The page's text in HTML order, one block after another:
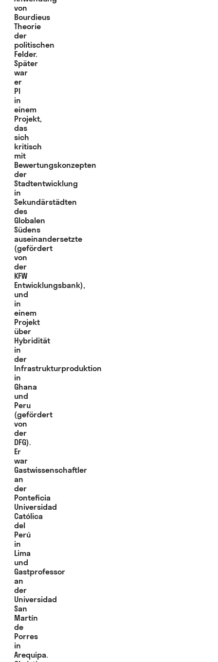
von
Bourdieus
Theorie
der
politischen
Felder.
Später
war
er
PI
in
einem
Projekt,
das
sich
kritisch
mit
Bewertungskonzepten
der
Stadtentwicklung
in
Sekundärstädten
des
Globalen
Südens
auseinandersetzte
(gefördert
von
der
KFW
Entwicklungsbank),
und
in
einem
Projekt
über
Hybridität
in
der
Infrastrukturproduktion
in
Ghana
und
Peru
(gefördert
von
der
DFG).
Er
war
Gastwissenschaftler
an
der
Ponteficia
Universidad
Católica
del
Perú
in
Lima
und
Gastprofessor
an
der
Universidad
San
Martín
de
Porres
in
Arequipa.